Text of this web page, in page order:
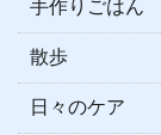
手作りごはん
散歩
日々のケア